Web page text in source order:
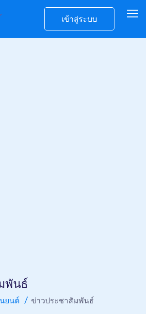
เข้าสู่ระบบ
พันธ์
ยนต์ ข่าวประชาสัมพันธ์